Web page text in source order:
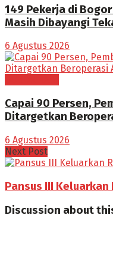
149 Pekerja di
Masih Dibayangi
6 Agustus 2026
Capai 90 Persen,
Ditargetkan
6 Agustus 2026
Next Post
Pansus III
Discussion about